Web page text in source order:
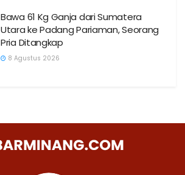
Bawa 61 Kg Ganja dari Sumatera
Utara ke Padang Pariaman, Seorang
Pria Ditangkap
8 Agustus 2026